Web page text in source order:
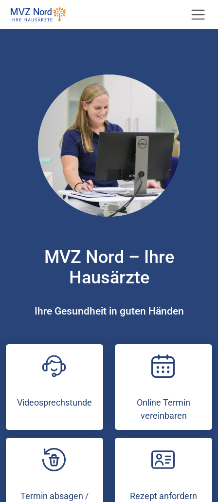
MVZ Nord – Ihre
Hausärzte
Ihre Gesundheit in guten Händen
Videosprechstunde
Online Termin
vereinbaren
Termin absagen /
Rezept anfordern